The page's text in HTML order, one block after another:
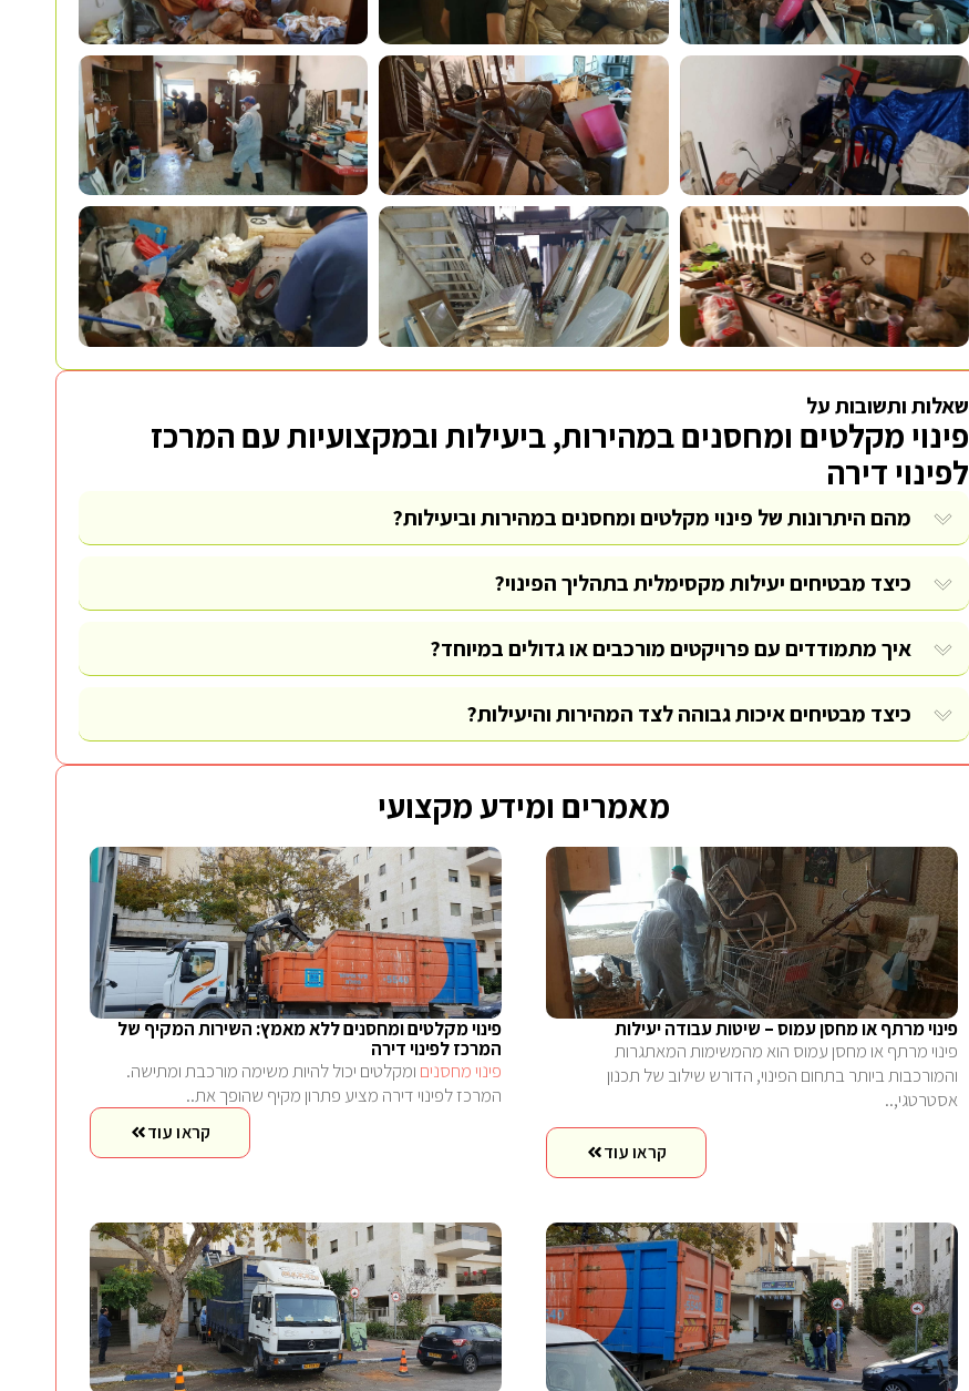
שאלות ותשובות על
פינוי מקלטים ומחסנים במהירות, ביעילות ובמקצועיות עם המרכז
לפינוי דירה
מהם היתרונות של פינוי מקלטים ומחסנים במהירות וביעילות?
כיצד מבטיחים יעילות מקסימלית בתהליך הפינוי?
איך מתמודדים עם פרויקטים מורכבים או גדולים במיוחד?
כיצד מבטיחים איכות גבוהה לצד המהירות והיעילות?
מאמרים ומידע מקצועי
פינוי מרתף או מחסן עמוס – שיטות עבודה יעילות
פינוי מרתף או מחסן עמוס הוא מהמשימות המאתגרות
והמורכבות ביותר בתחום הפינוי, הדורש שילוב של תכנון
אסטרטגי,..
קראו עוד
פינוי מקלטים ומחסנים ללא מאמץ: השירות המקיף של
המרכז לפינוי דירה
פינוי מחסנים ומקלטים יכול להיות משימה מורכבת ומתישה.
המרכז לפינוי דירה מציע פתרון מקיף שהופך את..
קראו עוד